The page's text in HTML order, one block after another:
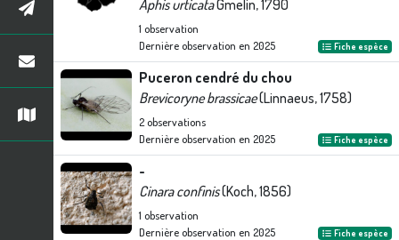
Aphis urticataGmelin, 1790
1 observation
Dernière observation en 2025 Fiche espèce
Puceron cendré du chou
Brevicoryne brassicae(Linnaeus, 1758)
2observations
Dernière observation en 2025 Fiche espèce
-
Cinara confinis(Koch, 1856)
1 observation
Dernière observation en 2025 Fiche espèce